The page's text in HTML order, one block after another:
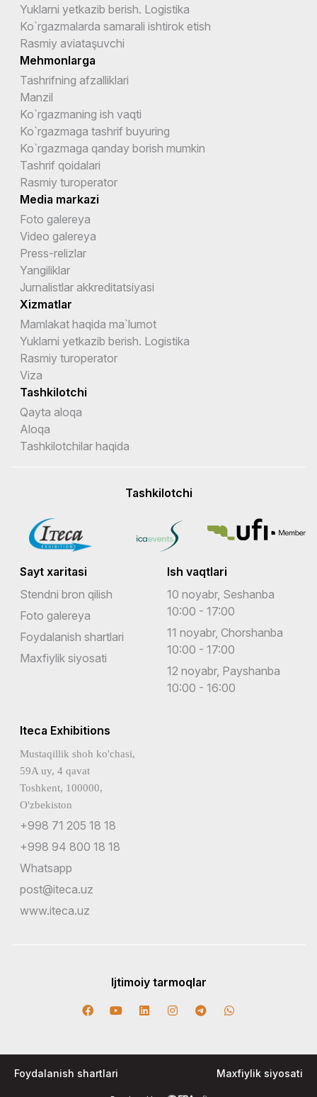
Yuklarni yetkazib berish. Logistika
Ko`rgazmalarda samarali ishtirok etish
Rasmiy aviataşuvchi
Mehmonlarga
Tashrifning afzalliklari
Manzil
Ko`rgazmaning ish vaqti
Ko`rgazmaga tashrif buyuring
Ko`rgazmaga qanday borish mumkin
Tashrif qoidalari
Rasmiy turoperator
Media markazi
Foto galereya
Video galereya
Press-relizlar
Yangiliklar
Jurnalistlar akkreditatsiyasi
Xizmatlar
Mamlakat haqida ma`lumot
Yuklarni yetkazib berish. Logistika
Rasmiy turoperator
Viza
Tashkilotchi
Qayta aloqa
Aloqa
Tashkilotchilar haqida
Tashkilotchi
Sayt xaritasi
Stendni bron qilish
Foto galereya
Foydalanish shartlari
Maxfiylik siyosati
Ish vaqtlari
10 noyabr, Seshanba
10:00 - 17:00
11 noyabr, Chorshanba
10:00 - 17:00
12 noyabr, Payshanba
10:00 - 16:00
Iteca Exhibitions
Mustaqillik shoh ko'chasi,
59A uy, 4 qavat
Toshkent, 100000,
O'zbekiston
+998 71 205 18 18
+998 94 800 18 18
Whatsapp
post@iteca.uz
www.iteca.uz
Ijtimoiy tarmoqlar
Foydalanish shartlari Maxfiylik siyosati